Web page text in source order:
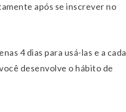
após se inscrever no
4 dias para usá-las e a cada
desenvolve o hábito de